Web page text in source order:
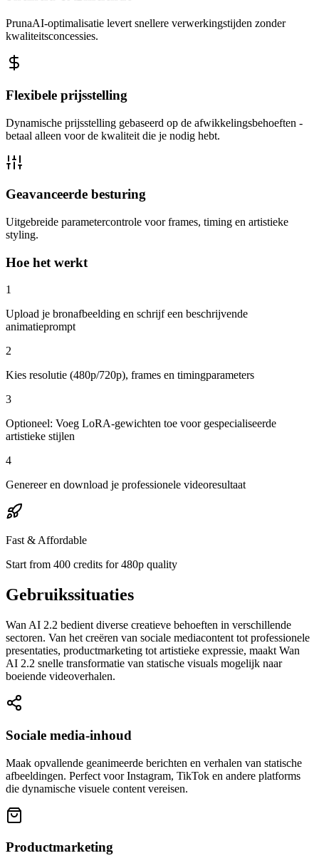
PrunaAI-optimalisatie levert snellere verwerkingstijden zonder
kwaliteitsconcessies.
Flexibele prijsstelling
Dynamische prijsstelling gebaseerd op de afwikkelingsbehoeften -
betaal alleen voor de kwaliteit die je nodig hebt.
Geavanceerde besturing
Uitgebreide parametercontrole voor frames, timing en artistieke
styling.
Hoe het werkt
1
Upload je bronafbeelding en schrijf een beschrijvende
animatieprompt
2
Kies resolutie (480p/720p), frames en timingparameters
3
Optioneel: Voeg LoRA-gewichten toe voor gespecialiseerde
artistieke stijlen
4
Genereer en download je professionele videoresultaat
Fast & Affordable
Start from 400 credits for 480p quality
Gebruikssituaties
Wan AI 2.2 bedient diverse creatieve behoeften in verschillende
sectoren. Van het creëren van sociale mediacontent tot professionele
presentaties, productmarketing tot artistieke expressie, maakt Wan
AI 2.2 snelle transformatie van statische visuals mogelijk naar
boeiende videoverhalen.
Sociale media-inhoud
Maak opvallende geanimeerde berichten en verhalen van statische
afbeeldingen. Perfect voor Instagram, TikTok en andere platforms
die dynamische visuele content vereisen.
Productmarketing